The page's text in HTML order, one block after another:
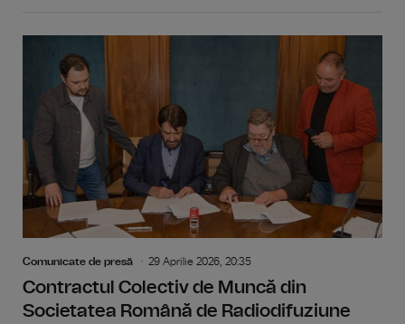
Comunicate de presă 29 Aprilie 2026, 20:35
Contractul Colectiv de Muncă din
Societatea Română de Radiodifuziune